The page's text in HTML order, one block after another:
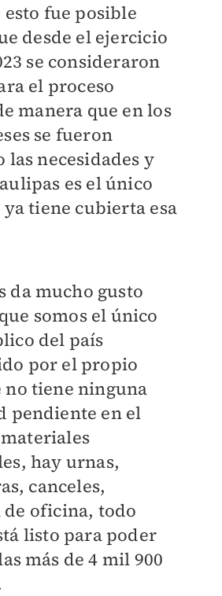
esto fue posible
desde el ejercicio
se consideraron
el proceso
manera que en los
se fueron
las necesidades y
es el único
ya tiene cubierta esa
da mucho gusto
somos el único
del país
por el propio
no tiene ninguna
pendiente en el
hay urnas,
canceles,
oficina, todo
listo para poder
más de 4 mil 900